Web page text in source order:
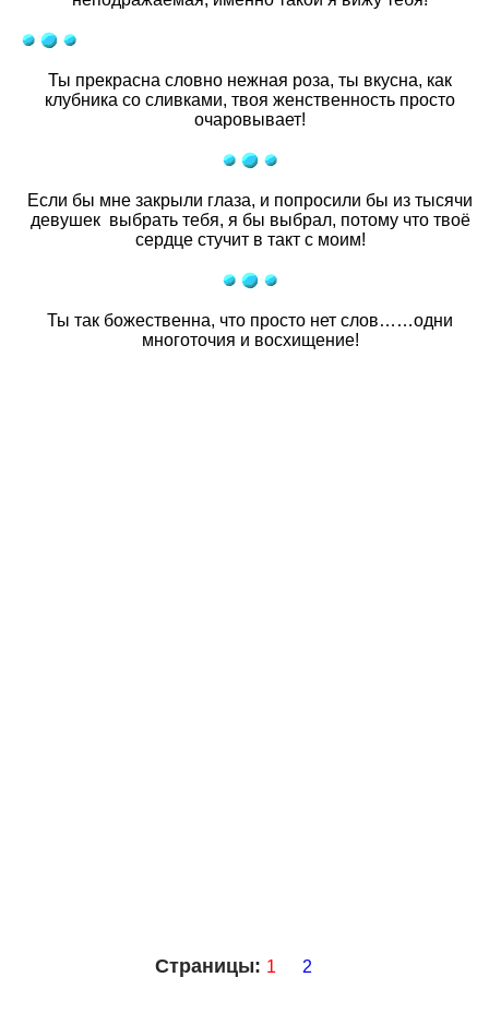
Ты прекрасна словно нежная роза, ты вкусна, как
клубника со сливками, твоя женственность просто
очаровывает!
Если бы мне закрыли глаза, и попросили бы из тысячи
девушек выбрать тебя, я бы выбрал, потому что твоё
сердце стучит в такт с моим!
Ты так божественна, что просто нет слов……одни
многоточия и восхищение!
Страницы: 1 2